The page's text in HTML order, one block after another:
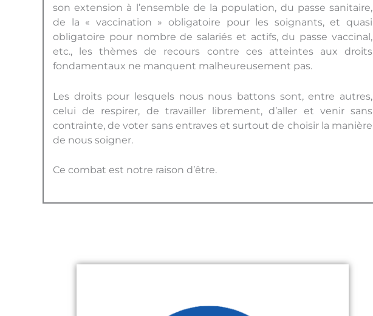
son extension à l’ensemble de la population, du passe sanitaire,
de la « vaccination » obligatoire pour les soignants, et quasi
obligatoire pour nombre de salariés et actifs, du passe vaccinal,
etc., les thèmes de recours contre ces atteintes aux droits
fondamentaux ne manquent malheureusement pas.
Les droits pour lesquels nous nous battons sont, entre autres,
celui de respirer, de travailler librement, d’aller et venir sans
contrainte, de voter sans entraves et surtout de choisir la manière
de nous soigner.
Ce combat est notre raison d’être.